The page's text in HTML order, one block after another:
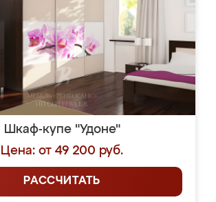
Шкаф-купе "Удоне"
Цена: от 49 200 руб.
РАССЧИТАТЬ